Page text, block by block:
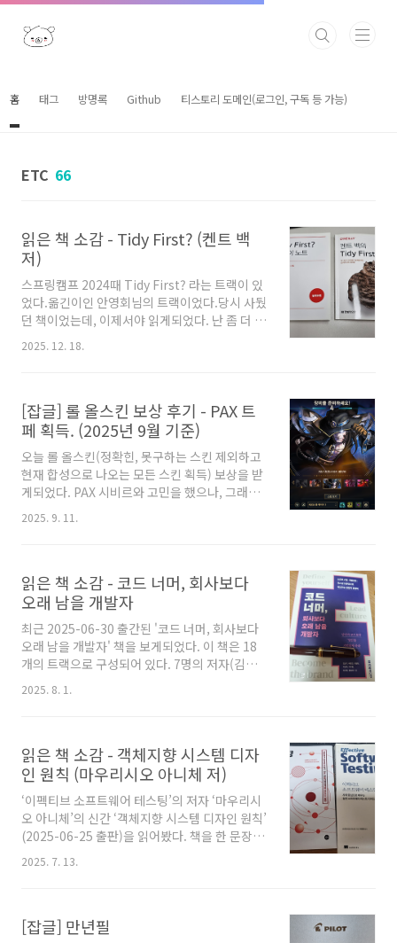
본문 바로가기
홈 태그 방명록 Github 티스토리 도메인(로그인, 구독 등 가능)
ETC 66
읽은 책 소감 - Tidy First? (켄트 백
저)
스프링캠프 2024때 Tidy First? 라는 트랙이 있
었다.옮긴이인 안영회님의 트랙이었다.당시 사뒀
던 책이었는데, 이제서야 읽게되었다. 난 좀 더 작
가의 편파적인 생각이 드러나는 책을 좋아한다.
애초에 남의 주장을 곧이곧대로 듣는 편은 아니
약간 아쉬운 책이었다. 물론 전반적으로 인사이
트가 될 부분도 있고, 분명 좋은 책은 맞다. 그냥
내 취향의 문제이다. 책 제목 tidy first?를 보고
난 "당연히 상황마다 다르지 않나?" 생각했다. 그
래서 기대했다. 켄트백씨는 얼마나 멋지게 설명
해줄까? 하지만 책의 결론은 편파적이지 않았다.
이 부분에서 아쉬웠다. 난 내가 생각한 것과 동일
2025. 12. 18.
[잡글] 롤 올스킨 보상 후기 - PAX 트
페 획득. (2025년 9월 기준)
오늘 롤 올스킨(정확힌, 못구하는 스킨 제외하고
현재 합성으로 나오는 모든 스킨 획득) 보상을 받
게되었다. PAX 시비르와 고민을 했으나, 그래도
상징성에서 PAX 트페가 제일 좋다고 생각해서
PAX 트페로 골랐다. 우선 현재 스킨수가 엄청나
노리기엔 무리가 많아보인다. 기존 어느정도 스
킨갯수 되던 사람이 도전할만할 것 같다. 일단 얻
은 기분은, 시원섭섭하다. 딴건 아니고, "이럴꺼
면 예전에할껄" 이라는 생각때문이다 ㅋㅋㅋ 꾸
준히 스킨은 수집했었는데, "하 뭘 롤에 더 질러?
올스킨은 무리지" 마인드가 여러번 반복되다보
니 이렇게 됐다. 예전에 했으면 훨씬 더 쉽게 가능
2025. 9. 11.
읽은 책 소감 - 코드 너머, 회사보다
오래 남을 개발자
최근 2025-06-30 출간된 '코드 너머, 회사보다
오래 남을 개발자' 책을 보게되었다. 이 책은 18
개의 트랙으로 구성되어 있다. 7명의 저자(김상
기, 배문교, 이동현, 이상아, 이수형, 차지현, 황성
재)가 2~3개 트랙씩 작성한 독특한 구조의 책이
얘기보다는 소프트 스킬, 개발문화, 퍼스널 브랜
딩 등에 대한 다소 추상적으로 느껴질 수 있는 내
용들이 많다. 물론 구체적으로 실천해볼 수 있는
지점을 잘 적어주신 저자분들도 계신다. 예를들
어 아래와 같은 내용들이다.‘왜’ 보다는 ‘무슨’,
‘어떤’을 써봐라.왜 그렇게 짰어요?(X) 무슨 이유
가 있었나요?(O) 어떤 고민 끝에 그렇게 결정했
2025. 8. 1.
읽은 책 소감 - 객체지향 시스템 디자
인 원칙 (마우리시오 아니체 저)
‘이펙티브 소프트웨어 테스팅’의 저자 ‘마우리시
오 아니체’의 신간 ‘객체지향 시스템 디자인 원칙’
(2025-06-25 출판)을 읽어봤다. 책을 한 문장으
로 정리해보자면 다음과 같다.“결합도를 낮추고
추상화하는 법 알려줄께!” 영어 원제는 ‘Simple
소 거창한 제목이 붙었다. 개인적으로 원제가 더
2025. 7. 13.
[잡글] 만년필